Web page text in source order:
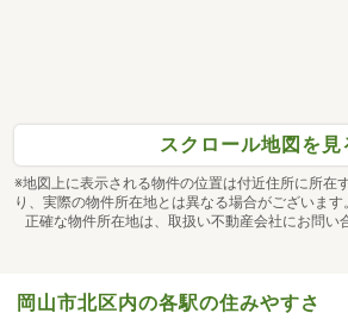
スクロール地図を見
※地図上に表示される物件の位置は付近住所に所在
り、実際の物件所在地とは異なる場合がございます。
正確な物件所在地は、取扱い不動産会社にお問い
岡山市北区内の各駅の住みやすさ